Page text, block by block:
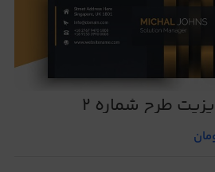
طرح شماره 2